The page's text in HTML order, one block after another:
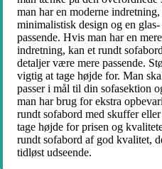
man har en moderne
minimalistisk design og en
passende. Hvis man har en
indretning, kan et rundt
detaljer være mere passende.
vigtig at tage højde for. Man
passer i mål til din sofasektion
man har brug for ekstra
rundt sofabord med skuffer
tage højde for prisen og
rundt sofabord af god kvalitet,
tidløst udseende.